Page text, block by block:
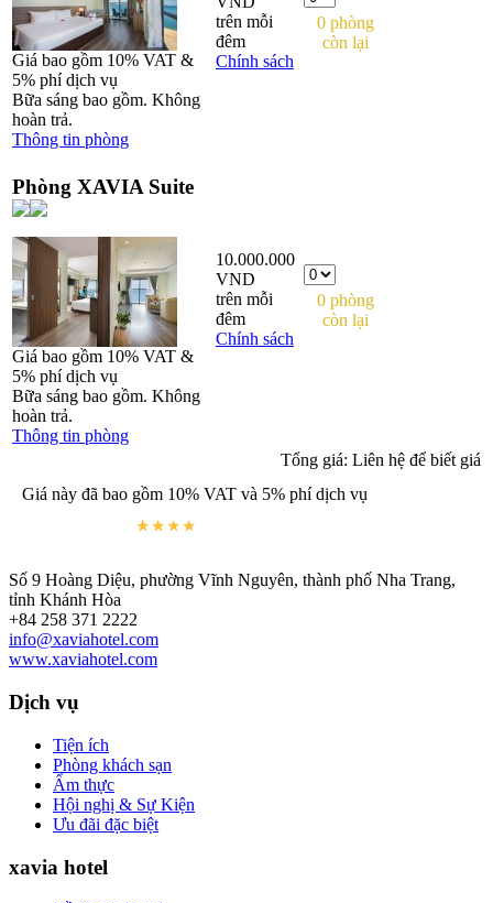
Giá bao gồm 10% VAT &
5% phí dịch vụ
Bữa sáng bao gồm. Không
hoàn trả.
Thông tin phòng
trên mỗi
đêm
Chính sách
0 phòng
còn lại
Phòng XAVIA Suite
Giá bao gồm 10% VAT &
5% phí dịch vụ
Bữa sáng bao gồm. Không
hoàn trả.
Thông tin phòng
10.000.000
VND
trên mỗi
đêm
Chính sách
0 phòng
còn lại
Giá này đã bao gồm 10% VAT và 5% phí dịch vụ
Tổng giá: Liên hệ để biết giá
Số 9 Hoàng Diệu, phường Vĩnh Nguyên, thành phố Nha Trang,
tỉnh Khánh Hòa
+84 258 371 2222
info@xaviahotel.com
www.xaviahotel.com
Dịch vụ
Tiện ích
Phòng khách sạn
Ẩm thực
Hội nghị & Sự Kiện
Ưu đãi đặc biệt
xavia hotel